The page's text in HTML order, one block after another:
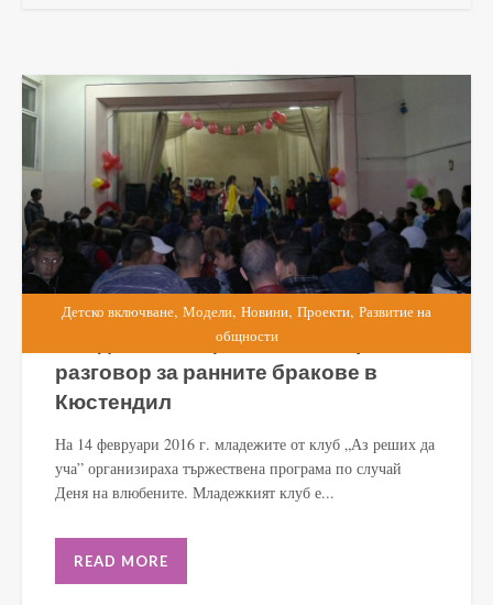
Детско включване, Модели, Новини, Проекти, Развитие на
общности
Младежка инициатива за открит
разговор за ранните бракове в
Кюстендил
На 14 февруари 2016 г. младежите от клуб „Аз реших да
уча” организираха тържествена програма по случай
Деня на влюбените. Младежкият клуб е...
READ MORE